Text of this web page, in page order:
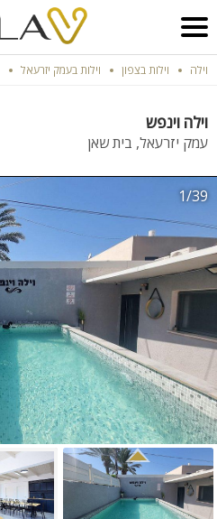
וילה וילות בצפון וילות בעמק יזרעאל
וילה וינפש
עמק יזרעאל, בית שאן
1/39